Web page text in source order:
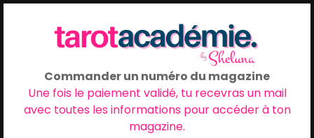
Commander un numéro du magazine
Une fois le paiement validé, tu recevras un mail
avec toutes les informations pour accéder à ton
magazine.